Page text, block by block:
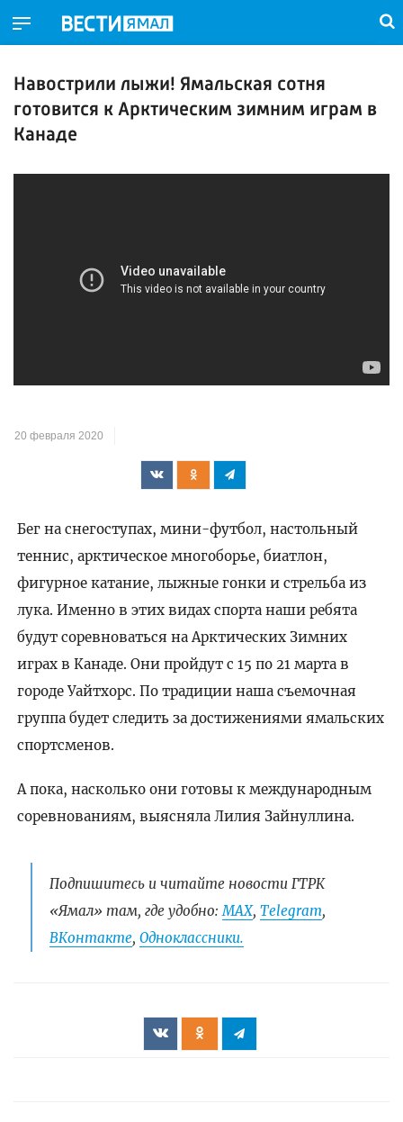
Навострили лыжи! Ямальская сотня
готовится к Арктическим зимним играм в
Канаде
20 февраля 2020
Бег на снегоступах, мини-футбол, настольный
теннис, арктическое многоборье, биатлон,
фигурное катание, лыжные гонки и стрельба из
лука. Именно в этих видах спорта наши ребята
будут соревноваться на Арктических Зимних
играх в Канаде. Они пройдут с 15 по 21 марта в
городе Уайтхорс. По традиции наша съемочная
группа будет следить за достижениями ямальских
спортсменов.
А пока, насколько они готовы к международным
соревнованиям, выясняла Лилия Зайнуллина.
Подпишитесь и читайте новости ГТРК
«Ямал» там, где удобно: МАХ, Telegram,
ВКонтакте, Одноклассники.